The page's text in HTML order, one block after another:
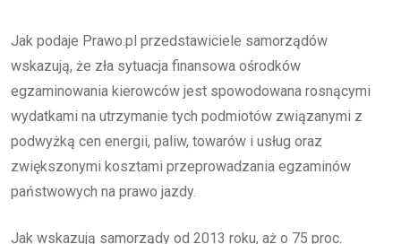
Jak podaje Prawo.pl przedstawiciele samorządów
wskazują, że zła sytuacja finansowa ośrodków
egzaminowania kierowców jest spowodowana rosnącymi
wydatkami na utrzymanie tych podmiotów związanymi z
podwyżką cen energii, paliw, towarów i usług oraz
zwiększonymi kosztami przeprowadzania egzaminów
państwowych na prawo jazdy.
Jak wskazują samorządy od 2013 roku, aż o 75 proc.